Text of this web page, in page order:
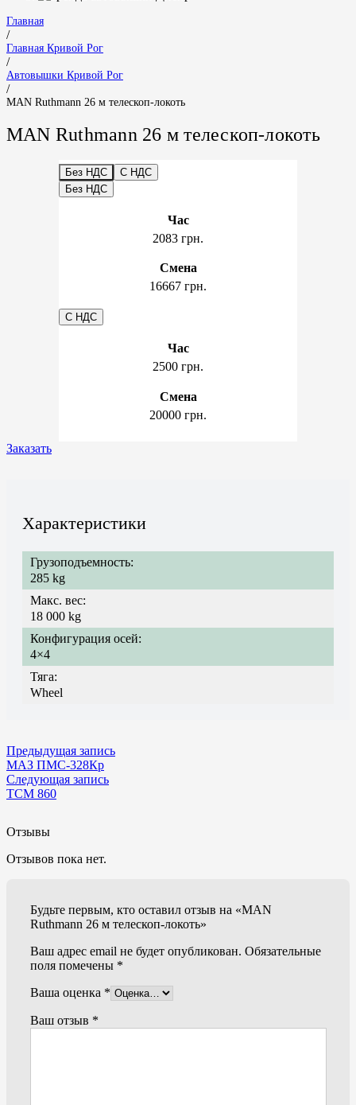
Главная
/
Главная Кривой Рог
/
Автовышки Кривой Рог
/
MAN Ruthmann 26 м телескоп-локоть
MAN Ruthmann 26 м телескоп-локоть
Без НДС
С НДС
Без НДС
Час
2083 грн.
Смена
16667 грн.
С НДС
Час
2500 грн.
Смена
20000 грн.
Заказать
Характеристики
Грузоподъемность:
285 kg
Макс. вес:
18 000 kg
Конфигурация осей:
4×4
Тяга:
Wheel
Предыдущая запись
МАЗ ПМС-328Кр
Следующая запись
TCM 860
Отзывы
Отзывов пока нет.
Будьте первым, кто оставил отзыв на «MAN
Ruthmann 26 м телескоп-локоть»
Ваш адрес email не будет опубликован. Обязательные
поля помечены *
Ваша оценка *
Ваш отзыв *